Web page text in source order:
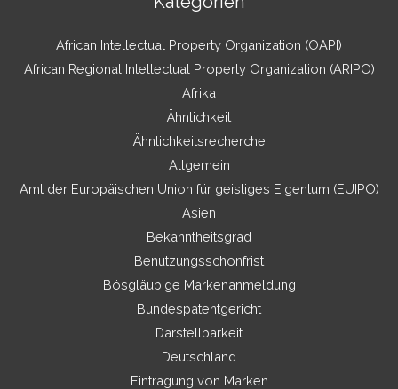
African Intellectual Property Organization (OAPI)
African Regional Intellectual Property Organization (ARIPO)
Afrika
Ähnlichkeit
Ähnlichkeitsrecherche
Allgemein
Amt der Europäischen Union für geistiges Eigentum (EUIPO)
Asien
Bekanntheitsgrad
Benutzungsschonfrist
Bösgläubige Markenanmeldung
Bundespatentgericht
Darstellbarkeit
Deutschland
Eintragung von Marken